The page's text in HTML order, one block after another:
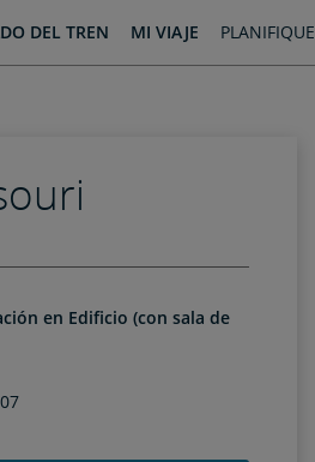
DEL TREN MI VIAJE PLANIFIQUE
en Edificio (con sala de